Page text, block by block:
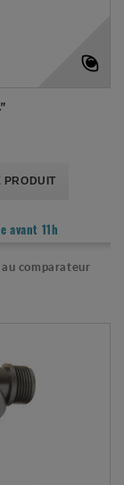
PRODUIT
avant 11h
comparateur